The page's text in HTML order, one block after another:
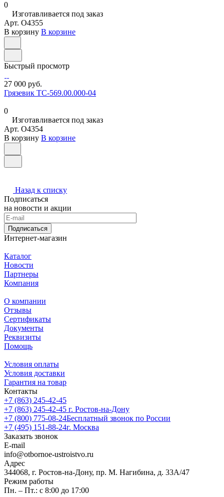
0
Изготавливается под заказ
Арт. O4355
В корзину В корзине
Быстрый просмотр
27 000 руб.
Грязевик ТС-569.00.000-04
0
Изготавливается под заказ
Арт. O4354
В корзину В корзине
Назад к списку
Подписаться
на новости и акции
Подписаться
Интернет-магазин
Каталог
Новости
Партнеры
Компания
О компании
Отзывы
Сертификаты
Документы
Реквизиты
Помощь
Условия оплаты
Условия доставки
Гарантия на товар
Контакты
+7 (863) 245-42-45
+7 (863) 245-42-45 г. Ростов-на-Дону
+7 (800) 775-08-24Бесплатный звонок по России
+7 (495) 151-88-24г. Москва
Заказать звонок
E-mail
info@otbornoe-ustroistvo.ru
Адрес
344068, г. Ростов-на-Дону, пр. М. Нагибина, д. 33А/47
Режим работы
Пн. – Пт.: с 8:00 до 17:00